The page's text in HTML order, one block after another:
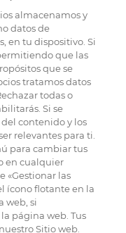
almacenamos y
datos de
en tu dispositivo. Si
que las
que se
tratamos datos
todas o
Si se
contenido y los
relevantes para ti.
para cambiar tus
en cualquier
«Gestionar las
ícono flotante en la
web, si
página web. Tus
Sitio web.